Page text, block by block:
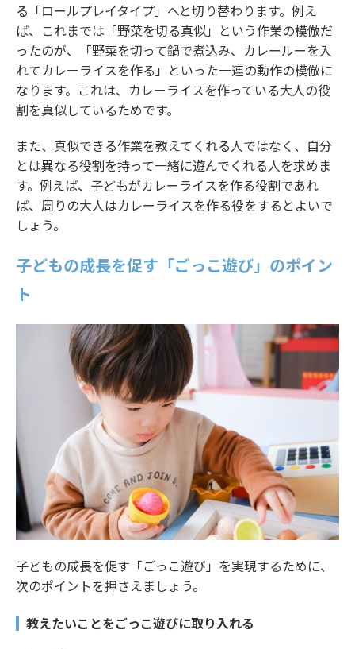
る「ロールプレイタイプ」へと切り替わります。例え
ば、これまでは「野菜を切る真似」という作業の模倣だ
ったのが、「野菜を切って鍋で煮込み、カレールーを入
れてカレーライスを作る」といった一連の動作の模倣に
なります。これは、カレーライスを作っている大人の役
割を真似しているためです。
また、真似できる作業を教えてくれる人ではなく、自分
とは異なる役割を持って一緒に遊んでくれる人を求めま
す。例えば、子どもがカレーライスを作る役割であれ
ば、周りの大人はカレーライスを作る役をするとよいで
しょう。
子どもの成長を促す「ごっこ遊び」のポイン
ト
子どもの成長を促す「ごっこ遊び」を実現するために、
次のポイントを押さえましょう。
教えたいことをごっこ遊びに取り入れる